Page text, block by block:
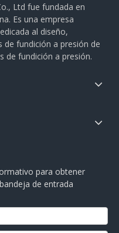
Ltd fue fundada en
Es una empresa
al diseño,
de fundición a presión de
de fundición a presión.
para obtener
de entrada